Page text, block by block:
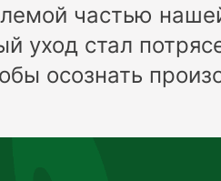
частью
уход стал
осознать